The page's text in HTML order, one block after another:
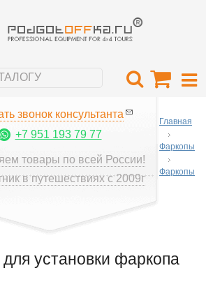
звонок консультанта
+7 951 193 79 77
товары по всей России!
в путешествиях с 2009г
Главная
Фаркопы
Фаркопы
установки фаркопа